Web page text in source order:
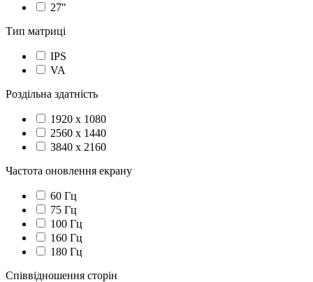
27"
Тип матриці
IPS
VA
Роздільна здатність
1920 x 1080
2560 x 1440
3840 x 2160
Частота оновлення екрану
60 Гц
75 Гц
100 Гц
160 Гц
180 Гц
Співвідношення сторін